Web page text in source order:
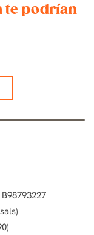
te podrían
B98793227